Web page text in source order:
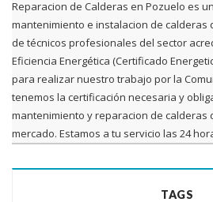
Reparacion de Calderas en Pozuelo es
mantenimiento e instalacion de calderas
de técnicos profesionales del sector
Eficiencia Energética (Certificado
para realizar nuestro trabajo por la
tenemos la certificación necesaria y
mantenimiento y reparacion de calderas
mercado. Estamos a tu servicio las 24
TAGS